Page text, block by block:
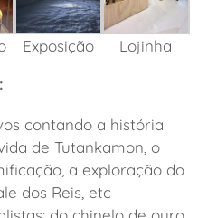
Exposição
Lojinha
contando a história
de Tutankamon, o
a exploração do
dos Reis, etc